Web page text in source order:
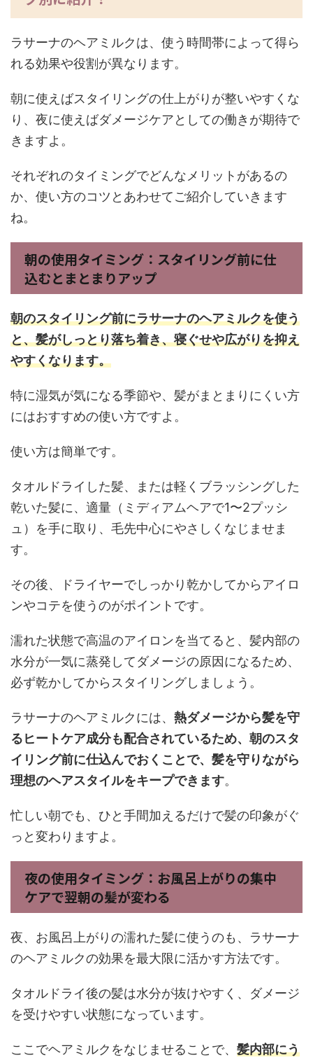
ラサーナのヘアミルクは、使う時間帯によって得ら
れる効果や役割が異なります。
朝に使えばスタイリングの仕上がりが整いやすくな
り、夜に使えばダメージケアとしての働きが期待で
きますよ。
それぞれのタイミングでどんなメリットがあるの
か、使い方のコツとあわせてご紹介していきます
ね。
朝の使用タイミング：スタイリング前に仕
込むとまとまりアップ
朝のスタイリング前にラサーナのヘアミルクを使う
と、髪がしっとり落ち着き、寝ぐせや広がりを抑え
やすくなります。
特に湿気が気になる季節や、髪がまとまりにくい方
にはおすすめの使い方ですよ。
使い方は簡単です。
タオルドライした髪、または軽くブラッシングした
乾いた髪に、適量（ミディアムヘアで1〜2プッシ
ュ）を手に取り、毛先中心にやさしくなじませま
す。
その後、ドライヤーでしっかり乾かしてからアイロ
ンやコテを使うのがポイントです。
濡れた状態で高温のアイロンを当てると、髪内部の
水分が一気に蒸発してダメージの原因になるため、
必ず乾かしてからスタイリングしましょう。
ラサーナのヘアミルクには、 熱ダメージから髪を守
るヒートケア成分も配合されているため、朝のスタ
イリング前に仕込んでおくことで、髪を守りながら
理想のヘアスタイルをキープできます。
忙しい朝でも、ひと手間加えるだけで髪の印象がぐ
っと変わりますよ。
夜の使用タイミング：お風呂上がりの集中
ケアで翌朝の髪が変わる
夜、お風呂上がりの濡れた髪に使うのも、ラサーナ
のヘアミルクの効果を最大限に活かす方法です。
タオルドライ後の髪は水分が抜けやすく、ダメージ
を受けやすい状態になっています。
ここでヘアミルクをなじませることで、 髪内部にう